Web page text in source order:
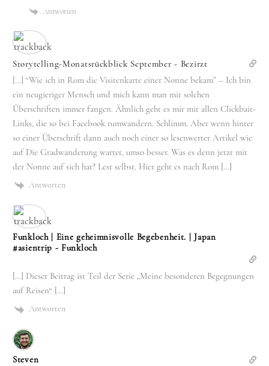
Antworten
Storytelling-Monatsrückblick September - Bezirzt
[…] “Wie ich in Rom die Visitenkarte einer Nonne bekam” – Ich bin
ein neugieriger Mensch und mich kann man mit solchen
Überschriften immer fangen. Ähnlich geht es mir mit allen Clickbait-
Links, die so bei Facebook rumwandern. Schlimm. Aber wenn hinter
so einer Überschrift dann auch noch einer so lesenwerter Artikel wie
auf Die Gradwanderung wartet, umso besser. Was es denn jetzt mit
der Nonne auf sich hat? Lest selbst. Hier geht es nach Rom […]
Antworten
Funkloch | Eine geheimnisvolle Begebenheit. | Japan
#asientrip - Funkloch
[…] Dieser Beitrag ist Teil der Serie „Meine besonderen Begegnungen
auf Reisen“ […]
Antworten
Steven